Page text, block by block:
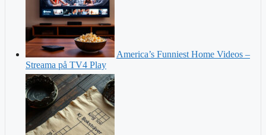
America’s Funniest Home Videos –
Streama på TV4 Play